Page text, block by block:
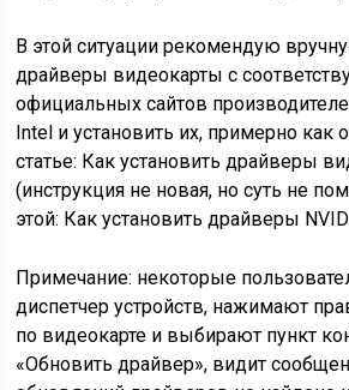
В этой ситуации рекомендую
драйверы видеокарты с
официальных сайтов
Intel и установить их, примерно как
статье: Как установить драйверы
(инструкция не новая, но суть не
этой: Как установить драйверы
Примечание: некоторые
диспетчер устройств, нажимают
по видеокарте и выбирают пункт
«Обновить драйвер», видит